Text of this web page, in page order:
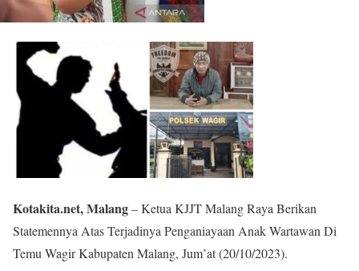
Kotakita.net, Malang– Ketua KJJT Malang Raya Berikan
Statemennya Atas Terjadinya Penganiayaan Anak Wartawan Di
Temu Wagir Kabupaten Malang, Jum’at (20/10/2023).